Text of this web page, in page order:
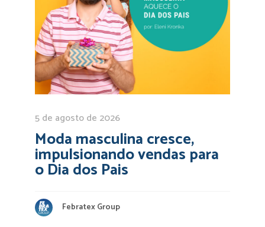
5 de agosto de 2026
Moda masculina cresce,
impulsionando vendas para
o Dia dos Pais
Febratex Group